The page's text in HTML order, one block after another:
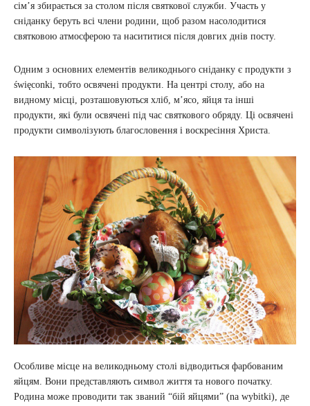
сім’я збирається за столом після святкової служби. Участь у
сніданку беруть всі члени родини, щоб разом насолодитися
святковою атмосферою та насититися після довгих днів посту.
Одним з основних елементів великоднього сніданку є продукти з
święconki, тобто освячені продукти. На центрі столу, або на
видному місці, розташовуються хліб, м’ясо, яйця та інші
продукти, які були освячені під час святкового обряду. Ці освячені
продукти символізують благословення і воскресіння Христа.
Особливе місце на великодньому столі відводиться фарбованим
яйцям. Вони представляють символ життя та нового початку.
Родина може проводити так званий “бій яйцями” (na wybitki), де